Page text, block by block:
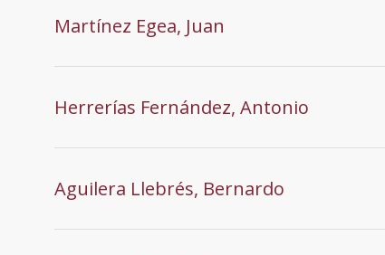
Martínez Egea, Juan
Herrerías Fernández, Antonio
Aguilera Llebrés, Bernardo